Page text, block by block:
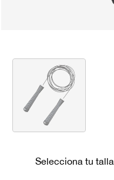
Selecciona tu talla